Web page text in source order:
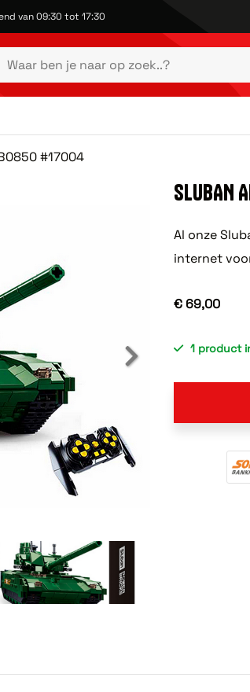
van 09:30 tot 17:30
#17004
SLUBAN
Al onze
internet
€ 69,00
1 product